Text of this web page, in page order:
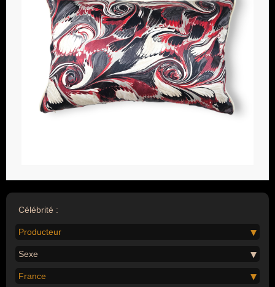
Célébrité :
Producteur
Sexe
France